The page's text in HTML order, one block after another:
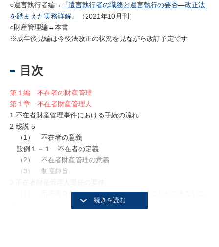
○遺言執行者編→
『遺言執行者の職務と遺言執行の要否―改正法
を踏まえた実務詳解』
（2021年10月刊）
○財産管理編→本書
※成年後見編は今後法改正の状況を見ながら改訂予定です
目次
第１編 不在者の財産管理
第１章 不在者財産管理人
1 不在者財産管理事件における手続の流れ
2 総説 5
（1） 不在者の意義
設例１－１ 不在者の定義
（2） 不在者財産管理の意義
（3） 制度趣旨
（1） 不在者自身において財産を管理することができないこ